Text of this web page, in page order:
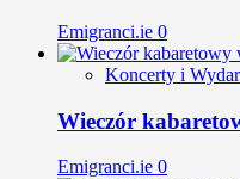
Emigranci.ie 0
Koncerty i
Wieczór
Emigranci.ie 0